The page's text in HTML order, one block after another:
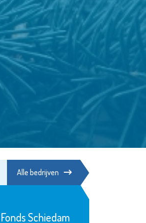
Alle bedrijven
Poppodium De